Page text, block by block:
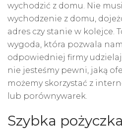
wychodzić z domu. Nie
wychodzenie z domu,
adres czy stanie w kolejce.
wygoda, która pozwala
odpowiedniej firmy
nie jesteśmy pewni, jaką
możemy skorzystać z
lub porównywarek.
Szybka